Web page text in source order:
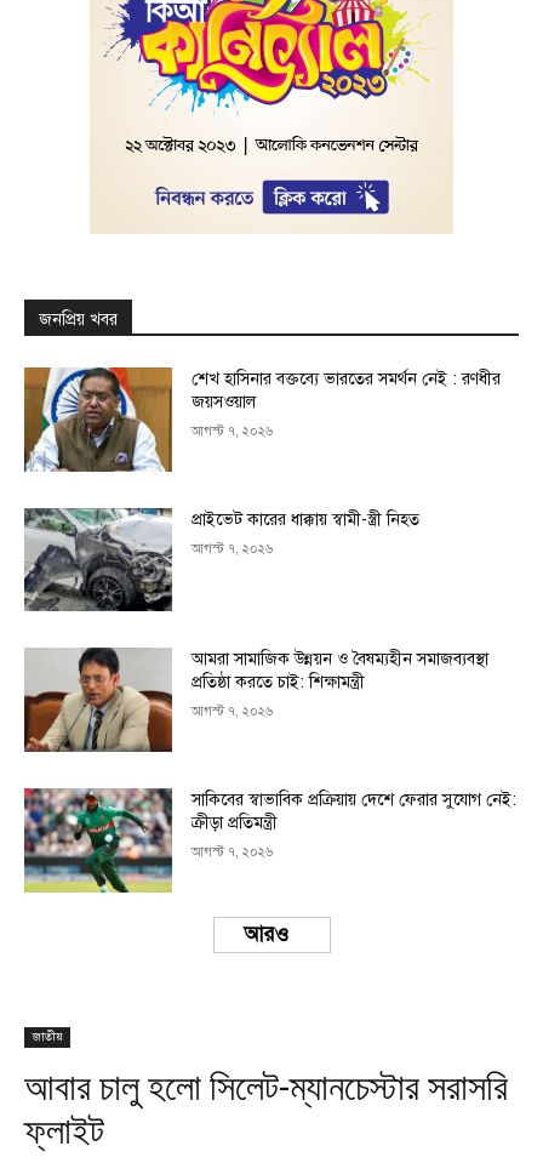
জনপ্রিয় খবর
শেখ হাসিনার বক্তব্যে ভারতের সমর্থন নেই : রণধীর
জয়সওয়াল
আগস্ট ৭, ২০২৬
প্রাইভেট কারের ধাক্কায় স্বামী-স্ত্রী নিহত
আগস্ট ৭, ২০২৬
আমরা সামাজিক উন্নয়ন ও বৈষম্যহীন সমাজব্যবস্থা
প্রতিষ্ঠা করতে চাই: শিক্ষামন্ত্রী
আগস্ট ৭, ২০২৬
সাকিবের স্বাভাবিক প্রক্রিয়ায় দেশে ফেরার সুযোগ নেই:
ক্রীড়া প্রতিমন্ত্রী
আগস্ট ৭, ২০২৬
Load more